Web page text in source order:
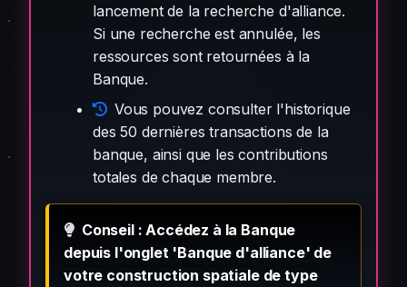
lancement de la recherche d'alliance.
Si une recherche est annulée, les
ressources sont retournées à la
Banque.
Vous pouvez consulter l'historique
des 50 dernières transactions de la
banque, ainsi que les contributions
totales de chaque membre.
Conseil : Accédez à la Banque
depuis l'onglet 'Banque d'alliance' de
votre construction spatiale de type